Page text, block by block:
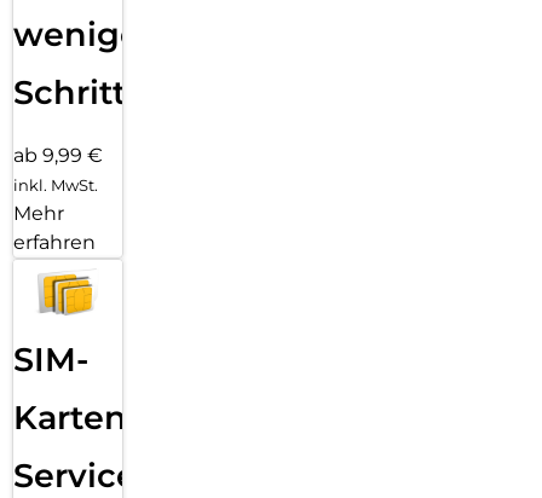
wenigen
Schritten
ab 9,99 €
inkl. MwSt.
Mehr
erfahren
SIM-
Karten
Service: